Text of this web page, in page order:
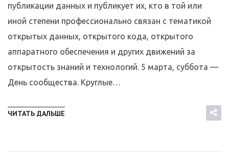
публикации данных и публикует их, кто в той или
иной степени профессионально связан с тематикой
открытых данных, открытого кода, открытого
аппаратного обеспечения и других движений за
открытость знаний и технологий. 5 марта, суббота —
День сообщества. Круглые…
ЧИТАТЬ ДАЛЬШЕ